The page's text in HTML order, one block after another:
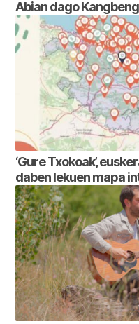
Abian dago
‘Gure Txokoak’,
daben lekuen mapa